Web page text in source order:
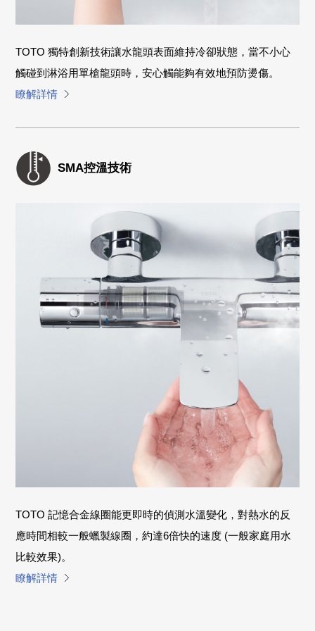
TOTO 獨特創新技術讓水龍頭表面維持冷卻狀態，當不小心
觸碰到淋浴用單槍龍頭時，安心觸能夠有效地預防燙傷。
瞭解詳情
SMA控溫技術
TOTO 記憶合金線圈能更即時的偵測水溫變化，對熱水的反
應時間相較一般蠟製線圈，約達6倍快的速度 (一般家庭用水
比較效果)。
瞭解詳情